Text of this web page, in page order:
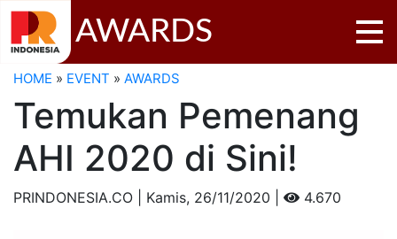
AWARDS
HOME » EVENT » AWARDS
Temukan Pemenang
AHI 2020 di Sini!
PRINDONESIA.CO | Kamis, 26/11/2020 | 4.670